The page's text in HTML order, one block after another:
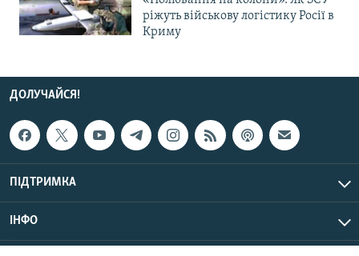
ріжуть військову логістику Росії в
Криму
ДОЛУЧАЙСЯ!
ПІДТРИМКА
ІНФО